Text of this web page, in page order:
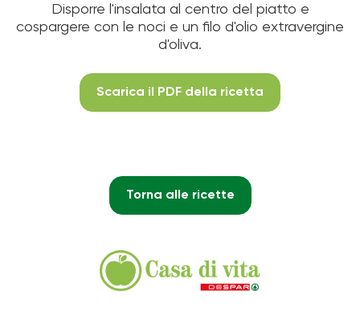
Disporre l'insalata al centro del piatto e
cospargere con le noci e un filo d'olio extravergine
d'oliva.
Scarica il PDF della ricetta
Torna alle ricette